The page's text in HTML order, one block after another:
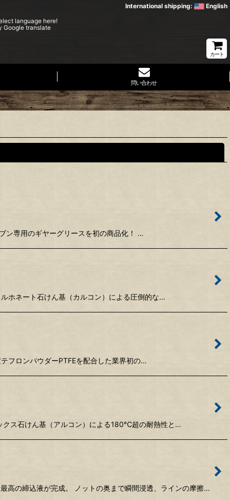
International shipping:
English
language here!
Google translate
カート
問い合わせ
ン専用のギヤーグリースを初の商品化！ …
ホネート石けん基（カルコン）による圧倒的な…
フロンパウダーPTFEを配合した業界初の…
クス石けん基（アルコン）による180℃超の耐熱性と…
高の締込液が完成。 ノットの奥まで瞬間浸透、ラインの摩擦…